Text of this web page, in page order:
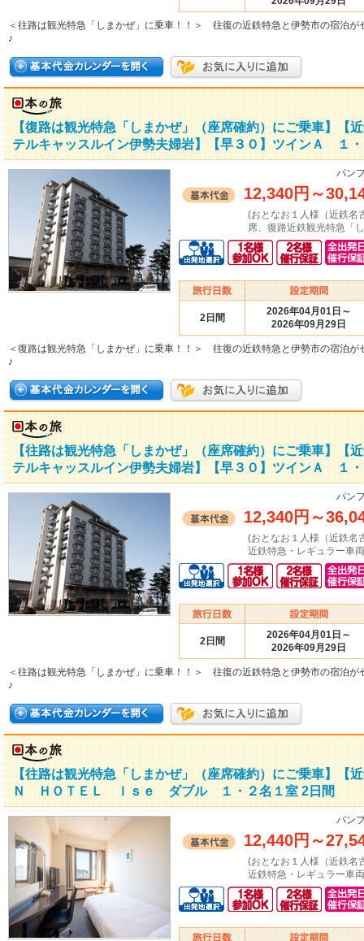
＜往路は観光特急「しまかぜ」に乗車！！＞ 往復の近鉄特急と伊勢市の宿泊が
♪
【復路は観光特急「しまかぜ」（座席確約）にご乗車】【
テルキャッスルイン伊勢夫婦岩】【早３０】ツインＡ １
パン
12,340円 ～
(おとなお１人様（近鉄名
席、復路近鉄観光特急「
2日間
2026年04月01日～
2026年09月29日
＜復路は観光特急「しまかぜ」に乗車！！＞ 往復の近鉄特急と伊勢市の宿泊が
♪
【往路は観光特急「しまかぜ」（座席確約）にご乗車】【
テルキャッスルイン伊勢夫婦岩】【早３０】ツインＡ １
パン
12,340円 ～
(おとなお１人様（近鉄名
近鉄特急・レギュラー車
2日間
2026年04月01日～
2026年09月29日
＜往路は観光特急「しまかぜ」に乗車！！＞ 往復の近鉄特急と伊勢市の宿泊が
♪
【往路は観光特急「しまかぜ」（座席確約）にご乗車】【
Ｎ ＨＯＴＥＬ Ｉｓｅ ダブル １・２名１室 2日間
パン
12,440円 ～
(おとなお１人様（近鉄名
近鉄特急・レギュラー車